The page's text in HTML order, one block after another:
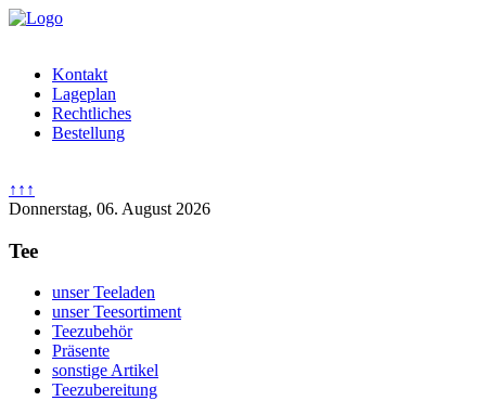
Kontakt
Lageplan
Rechtliches
Bestellung
↑↑↑
Donnerstag, 06. August 2026
Tee
unser Teeladen
unser Teesortiment
Teezubehör
Präsente
sonstige Artikel
Teezubereitung